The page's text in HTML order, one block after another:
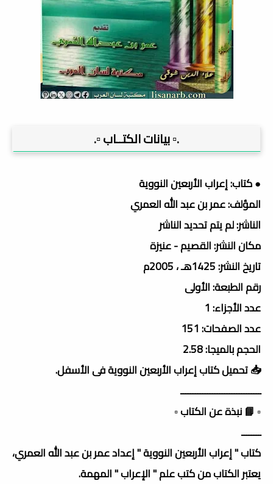
.▫️ بيانات الكتــاب ▫️.
● كتاب: إعراب الأربعين النووية
المؤلف: عمر بن عبد الله العمري
الناشر: لم يتم تحديد الناشر
مكان النشر: القصيم - عنيزة
تاريخ النشر: 1425هـ ، 2005م
رقم الطبعة: الأولى
عدد الأجزاء: 1
عدد الصفحات: 151
الحجم بالميجا: 2.58
📥 تحميل كتاب إعراب الأربعين النووية فى الأسفل.
ـــــــــــــــــــــــــــــــــ
▫️ 📘 نبذة عن الكتاب ▫️
ــــــــ
كتاب " إعراب الأربعين النووية " إعداد عمر بن عبد الله العمري،
يعتبر الكتاب من كتب علم " الإعراب " المهمة.